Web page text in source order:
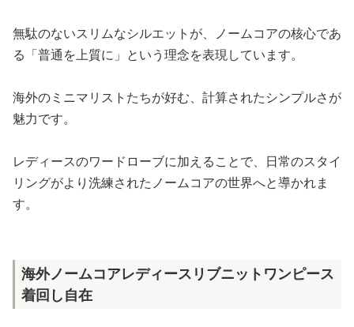
無駄のないスリムなシルエットが、ノームコアの核心であ
る「普通を上質に」という理念を表現しています。
海外のミニマリストたちが好む、計算されたシンプルさが
魅力です。
レディースのワードローブに加えることで、日常のスタイ
リングがより洗練されたノームコアの世界へと導かれま
す。
海外ノームコアレディースリブニットワンピース
着回し自在